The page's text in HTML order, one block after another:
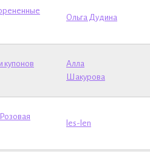
Ольга Дудина
купонов
Алла
Шакурова
les-len